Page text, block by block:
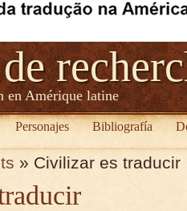
en Amérique latine
Personajes Bibliografía
» Civilizar es traducir